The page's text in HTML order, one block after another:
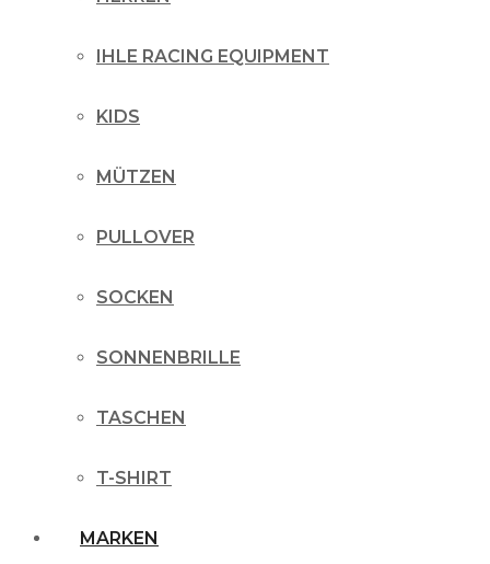
IHLE RACING EQUIPMENT
KIDS
MÜTZEN
PULLOVER
SOCKEN
SONNENBRILLE
TASCHEN
T-SHIRT
MARKEN